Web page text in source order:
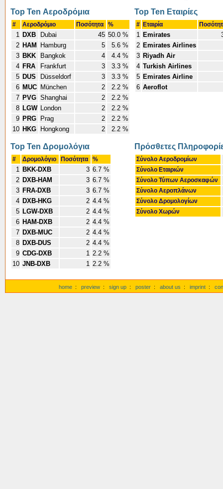
Top Ten Αεροδρόμια
# Αεροδρόμιο Ποσότητα %
1 DXB Dubai 45 50.0 %
2 HAM Hamburg 5
5.6 %
3 BKK Bangkok 4
4.4 %
4 FRA Frankfurt 3
3.3 %
5 DUS Düsseldorf 3
3.3 %
6 MUC München 2
2.2 %
7 PVG Shanghai 2
2.2 %
8 LGW London 2
2.2 %
9 PRG Prag 2
2.2 %
10 HKG Hongkong 2 2.2 %
Top Ten Εταιρίες
# Εταιρία
1 Emirates
2 Emirates Airlines
3 Riyadh Air
4 Turkish Airlines
5 Emirates Airline
6 Aeroflot
Top Ten Δρομολόγια
# Δρομολόγιο Ποσότητα %
1 BKK-DXB 3 6.7 %
2 DXB-HAM 3 6.7 %
3 FRA-DXB 3 6.7 %
4 DXB-HKG 2 4.4 %
5 LGW-DXB 2 4.4 %
6 HAM-DXB 2 4.4 %
7 DXB-MUC 2 4.4 %
8 DXB-DUS 2 4.4 %
9 CDG-DXB 1 2.2 %
10 JNB-DXB 1 2.2 %
Πρόσθετες
Σύνολο Αεροδρομίων
Σύνολο Εταιριών
Σύνολο Τύπων Αεροσκαφών
Σύνολο Αεροπλάνων
Σύνολο Δρομολογίων
Σύνολο Χωρών
home : preview : sign up : poster : about us : imprint :